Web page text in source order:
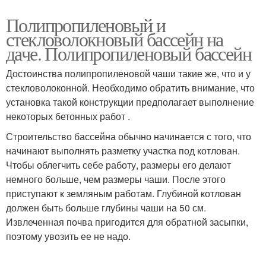
Полипропиленовый и
стекловолокновый бассейн на
даче. Полипропиленовый бассейн
Достоинства полипропиленовой чаши такие же, что и у
стекловолоконной. Необходимо обратить внимание, что
установка такой конструкции предполагает выполнение
некоторых бетонных работ .
Строительство бассейна обычно начинается с того, что
начинают выполнять разметку участка под котлован.
Чтобы облегчить себе работу, размеры его делают
немного больше, чем размеры чаши. После этого
приступают к земляным работам. Глубиной котлован
должен быть больше глубины чаши на 50 см.
Извлеченная почва пригодится для обратной засыпки,
поэтому увозить ее не надо.